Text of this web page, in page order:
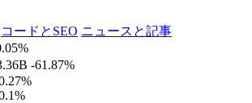
コードとSEO ニュースと記事
-61.87%